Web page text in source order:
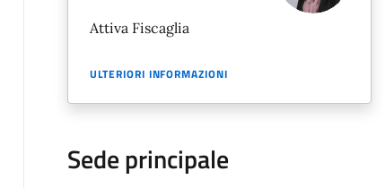
Attiva Fiscaglia
ULTERIORI INFORMAZIONI
Sede principale